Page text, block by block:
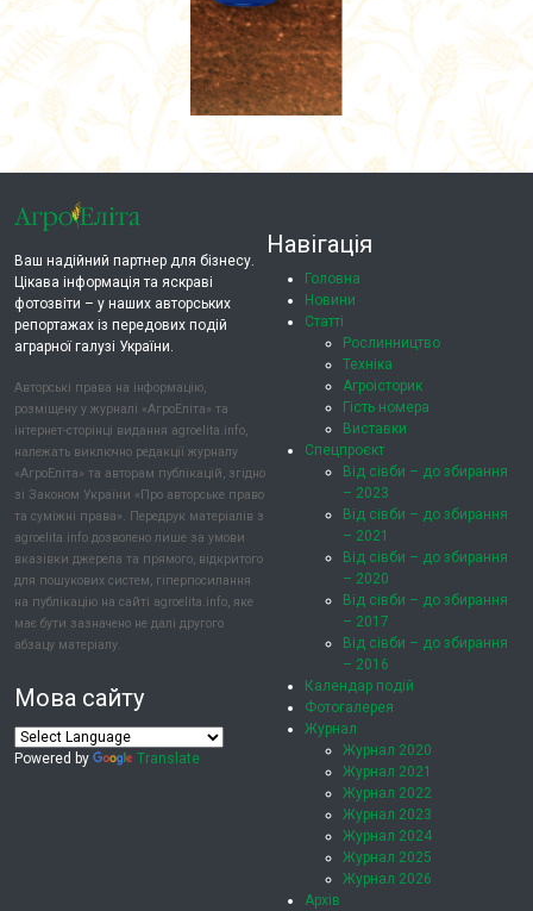
Ваш надійний партнер для бізнесу.
Цікава інформація та яскраві
фотозвіти – у наших авторських
репортажах із передових подій
аграрної галузі України.
Авторські права на інформацію,
розміщену у журналі «АгроЕліта» та
інтернет-сторінці видання agroelita.info,
належать виключно редакції журналу
«АгроЕліта» та авторам публікацій, згідно
зі Законом України «Про авторське право
та суміжні права». Передрук матеріалів з
agroelita.info дозволено лише за умови
вказівки джерела та прямого, відкритого
для пошукових систем, гіперпосилання
на публікацію на сайті agroelita.info, яке
має бути зазначено не далі другого
абзацу матеріалу.
Мова сайту
Powered by Translate
Навігація
Головна
Новини
Статті
Рослинництво
Техніка
Агроісторик
Гість номера
Виставки
Спецпроєкт
Від сівби – до збирання
– 2023
Від сівби – до збирання
– 2021
Від сівби – до збирання
– 2020
Від сівби – до збирання
– 2017
Від сівби – до збирання
– 2016
Календар подій
Фотогалерея
Журнал
Журнал 2020
Журнал 2021
Журнал 2022
Журнал 2023
Журнал 2024
Журнал 2025
Журнал 2026
Архів